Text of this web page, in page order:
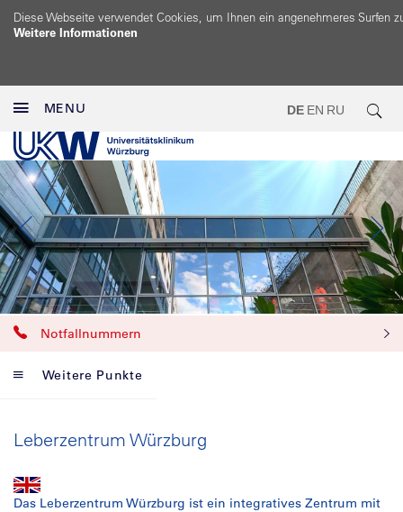
Diese Webseite verwendet Cookies, um Ihnen ein angenehmeres Surfen
Weitere Informationen
MENU DE EN RU
Notfallnummern
Weitere Punkte
Leberzentrum Würzburg
Das Leberzentrum Würzburg ist ein integratives Zentrum mit